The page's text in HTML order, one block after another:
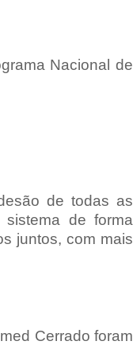
Nacional de
de todas as
sistema de forma
juntos, com mais
Cerrado foram